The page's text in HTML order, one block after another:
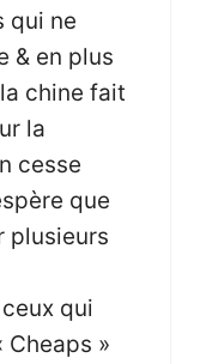
qui ne
& en plus
chine fait
la
cesse
que
plusieurs
qui
»